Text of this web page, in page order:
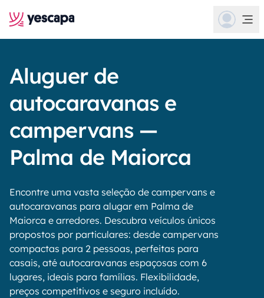
Aluguer de
autocaravanas e
campervans —
Palma de Maiorca
Encontre uma vasta seleção de campervans e
autocaravanas para alugar em Palma de
Maiorca e arredores. Descubra veículos únicos
propostos por particulares: desde campervans
compactas para 2 pessoas, perfeitas para
casais, até autocaravanas espaçosas com 6
lugares, ideais para famílias. Flexibilidade,
preços competitivos e seguro incluído.